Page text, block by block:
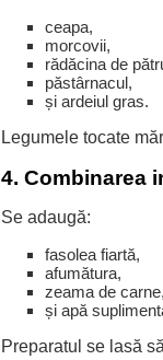
ceapa,
morcovii,
rădăcina de
păstârnacul,
și ardeiul gras.
Legumele tocate
4. Combinarea
Se adaugă:
fasolea fiartă,
afumătura,
zeama de carne,
și apă
Preparatul se lasă